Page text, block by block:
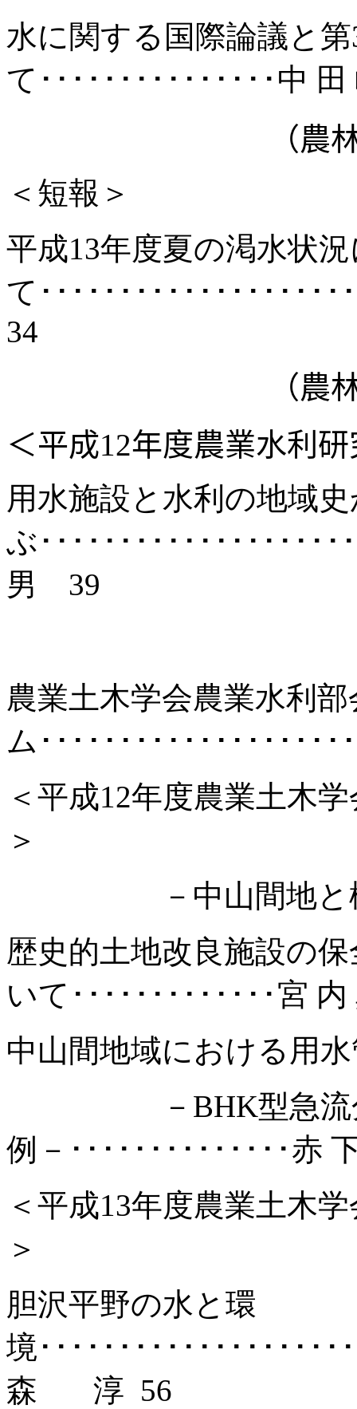
水に関する国際論議と第
て･･･････････････中
（農
＜短報＞
平成13年度夏の渇水状
て･･････････････････
34
（農
＜平成12年度農業水利
用水施設と水利の地域
ぶ･･････････････････
男 39
農業土木学会農業水利
ム･･･････････････････
＜平成12年度農業土木
＞
－中山間地と棚
歴史的土地改良施設の
いて･････････････宮
中山間地域における用
－ BHK型急
例－･･････････････赤
＜平成13年度農業土木
＞
胆沢平野の水と環
境･･･････････････････
森
淳 56